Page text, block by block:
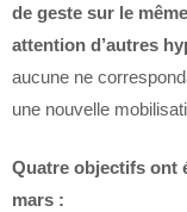
de geste sur le
attention d’autres
aucune ne
une nouvelle
Quatre objectifs ont
mars :